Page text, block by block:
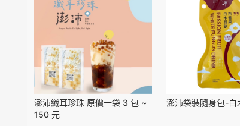
澎沛纖耳珍珠 原價一袋 3 包 ~
150 元
澎沛袋裝隨身包-白